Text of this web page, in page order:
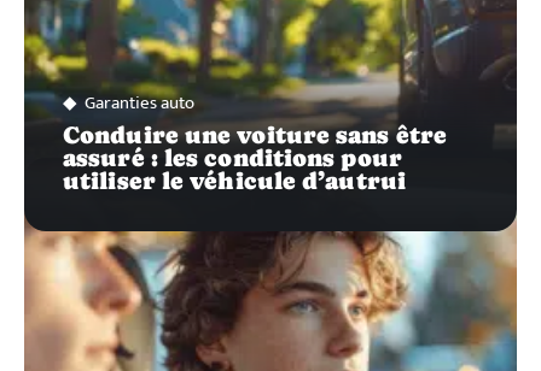
Garanties auto
Conduire une voiture sans être
assuré : les conditions pour
utiliser le véhicule d’autrui